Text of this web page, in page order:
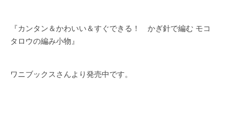
『カンタン＆かわいい＆すぐできる！ かぎ針で編む モコ
タロウの編み小物』
ワニブックスさんより発売中です。